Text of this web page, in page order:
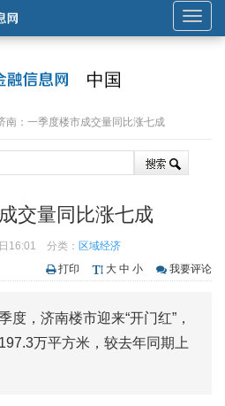
展
开
中国
南：一季度楼市成交量同比涨七成
交量同比涨七成
16:01 分类： 区域经济
打印
大 中 小 我要评论
度，济南楼市迎来“开门红”，
万平方米，较去年同期上